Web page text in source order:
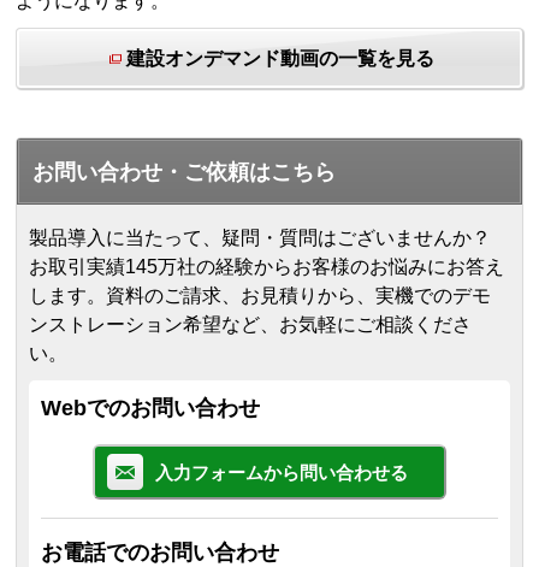
建設オンデマンド動画の一覧を見る
お問い合わせ・ご依頼はこちら
製品導入に当たって、疑問・質問はございませんか？
お取引実績145万社の経験からお客様のお悩みにお答え
します。 資料のご請求、お見積りから、実機でのデモ
ンストレーション希望など、お気軽にご相談くださ
い。
Webでのお問い合わせ
入力フォームから問い合わせる
お電話でのお問い合わせ